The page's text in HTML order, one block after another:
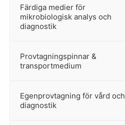
Färdiga medier för
mikrobiologisk analys och
diagnostik
Provtagningspinnar &
transportmedium
–
Egenprovtagning för vård och
diagnostik
–